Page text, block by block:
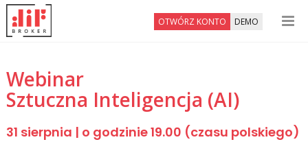
OTWÓRZ KONTO DEMO
Webinar
Sztuczna Inteligencja (AI)
31 sierpnia | o godzinie 19.00 (czasu polskiego)